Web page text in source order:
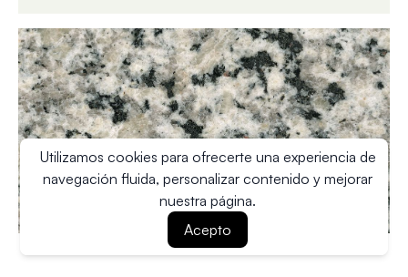
Utilizamos cookies para ofrecerte una experiencia de
navegación fluida, personalizar contenido y mejorar
nuestra página.
Acepto